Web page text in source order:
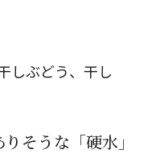
しぶどう、干し
そうな「硬水」